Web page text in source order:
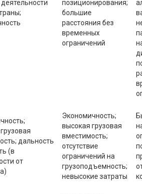
позиционирования;
большие
расстояния без
временных
ограничений
дальность
(в
от
Экономичность;
высокая грузовая
вместимость;
отсутствие
ограничений на
грузоподъемность;
невысокие затраты